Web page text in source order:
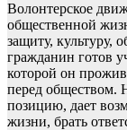
Волонтерское
общественной
защиту, культуру,
гражданин готов
которой он
перед обществом.
позицию, дает
жизни, брать